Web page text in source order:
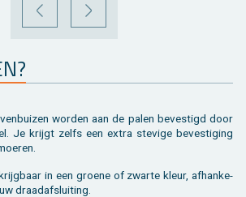
VORIGE VOLGENDE
wor­den aan de palen be­ves­tigd door
Je krijgt zelfs een extra ste­vi­ge be­ves­ti­ging
in een groe­ne of zwar­te kleur, af­han­ke­
draad­af­slui­ting.